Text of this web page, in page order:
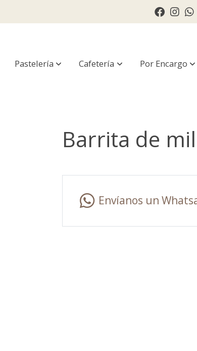
Pastelería Cafetería Por Encargo
Barrita de
Envíanos un